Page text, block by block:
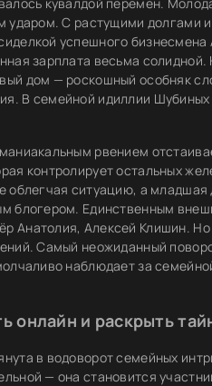
ударом. С растущими долгами
успешного
зарплата весьма
дом — роскошный особняк
В семейной идиллии Шубиных
рвением
контролирует остальных
облегчая ситуацию, а младшая
блогером. Единственным
Анатолия, Алексей Клишин.
Самый неожиданный
наблюдает за
онлайн и раскрыть
в водоворот семейных
— она становится